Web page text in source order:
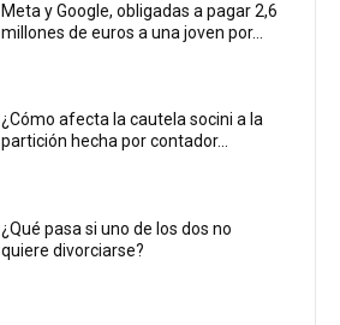
Meta y Google, obligadas a pagar 2,6
millones de euros a una joven por...
¿Cómo afecta la cautela socini a la
partición hecha por contador...
¿Qué pasa si uno de los dos no
quiere divorciarse?